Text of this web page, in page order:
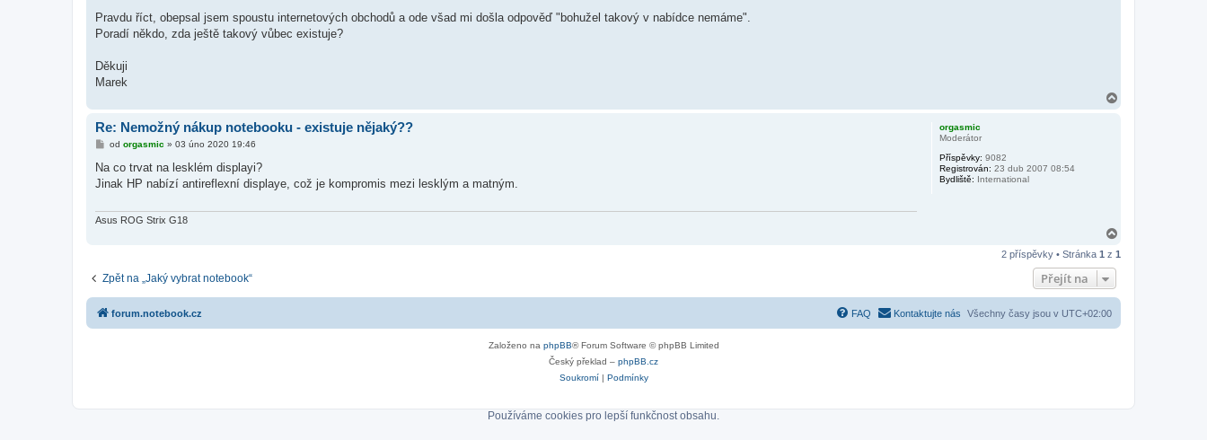
Pravdu říct, obepsal jsem spoustu internetových obchodů a ode všad mi došla odpověď "bohužel takový v nabídce nemáme".
Poradí někdo, zda ještě takový vůbec existuje?
Děkuji
Marek
orgasmic
Moderátor
Příspěvky: 9082
Registrován: 23 dub 2007 08:54
Bydliště: International
Re: Nemožný nákup notebooku - existuje nějaký??
P
í
p
e
od orgasmic » 03 úno 2020 19:46
Na co trvat na lesklém displayi?
Jinak HP nabízí antireflexní displaye, což je kompromis mezi lesklým a matným.
Asus ROG Strix G18
h
2 příspěvky • Stránka 1 z 1
Zpět na „Jaký vybrat notebook“ Přejít na
forum.notebook.cz Všechny časy jsou v UTC+02:00
Kontaktujte nás
FAQ
Založeno na phpBB® Forum Software © phpBB Limited
Český překlad – phpBB.cz
Soukromí| Podmínky
Používáme cookies pro lepší funkčnost obsahu.